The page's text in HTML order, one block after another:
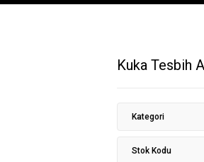
Kuka Tesbih
Kategori
Stok Kodu